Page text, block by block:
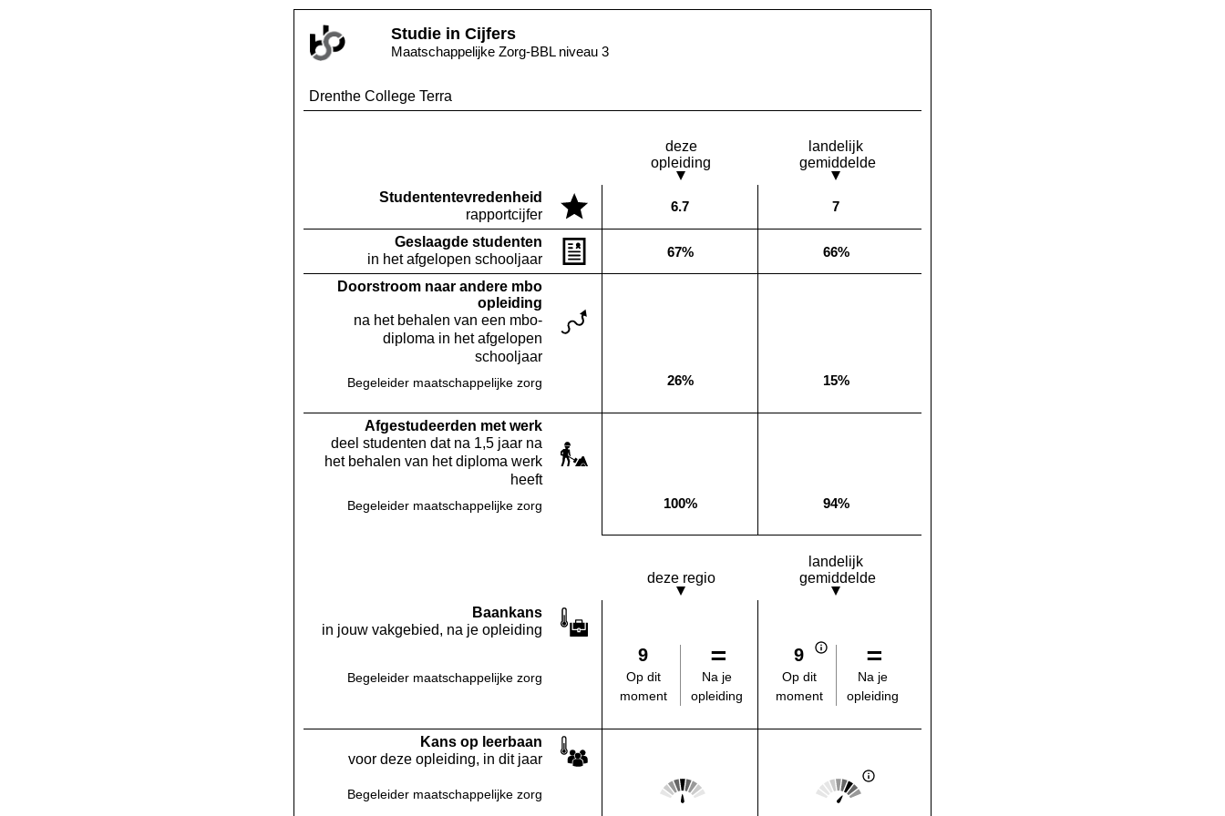
Studie in Cijfers
Maatschappelijke Zorg-BBL niveau 3
Drenthe College Terra
deze
opleiding
landelijk
gemiddelde
Studenten­tevredenheid
rapportcijfer
Deze opleiding:
6.7 Landelijk gemiddelde:
7
Geslaagde studenten
in het afgelopen schooljaar
Deze opleiding:
67% Landelijk gemiddelde:
66%
Doorstroom naar andere mbo
opleiding
na het behalen van een mbo-
diploma in het afgelopen
schooljaar
Begeleider maatschappelijke zorg Deze opleiding:
26% Landelijk gemiddelde:
15%
Af­gestudeerden met werk
deel studenten dat na 1,5 jaar na
het behalen van het diploma werk
heeft
Begeleider maatschappelijke zorg Deze opleiding:
100% Landelijk gemiddelde:
94%
deze regio
landelijk
gemiddelde
Baankans
in jouw vakgebied, na je opleiding
Begeleider maatschappelijke zorg
9
Op dit
moment
Na je
opleiding
9
Op dit
moment
Na je
opleiding
Kans op leerbaan
voor deze opleiding, in dit jaar
Begeleider maatschappelijke zorg Deze regio:
Score: 3 van 5
Landelijk gemiddelde:
Score: 4 van 5